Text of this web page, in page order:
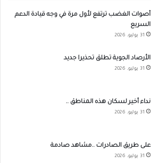
أصوات الغضب ترتفع لأول مرة في وجه قيادة الدعم
السريع
31 يوليو، 2026
الأرصاد الجوية تطلق تحذيرا جديد
31 يوليو، 2026
نداء أخير لسكان هذه المناطق ..
31 يوليو، 2026
على طريق الصادرات ..مشاهد صادمة
31 يوليو، 2026